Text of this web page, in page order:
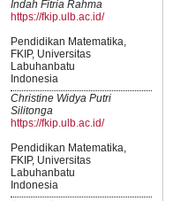
Indah Fitria Rahma
https://fkip.ulb.ac.id/
Pendidikan Matematika,
FKIP, Universitas
Labuhanbatu
Indonesia
Christine Widya Putri
Silitonga
https://fkip.ulb.ac.id/
Pendidikan Matematika,
FKIP, Universitas
Labuhanbatu
Indonesia